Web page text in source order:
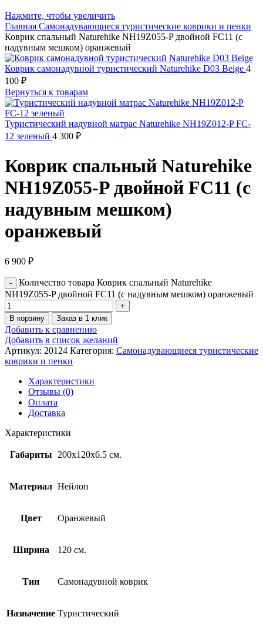
Нажмите, чтобы увеличить
Главная Самонадувающиеся туристические коврики и пенки
Коврик спальный Naturehike NH19Z055-P двойной FC11 (с
надувным мешком) оранжевый
Коврик самонадувной туристический Naturehike D03 Beige 4
100 ₽
Вернуться к товарам
Туристический надувной матрас Naturehike NH19Z012-P FC-
12 зеленый 4 300 ₽
Коврик спальный Naturehike
NH19Z055-P двойной FC11 (с
надувным мешком)
оранжевый
6 900 ₽
Количество товара Коврик спальный Naturehike
NH19Z055-P двойной FC11 (с надувным мешком) оранжевый
В корзину Заказ в 1 клик
Добавить к сравнению
Добавить в список желаний
Артикул: 20124 Категория: Самонадувающиеся туристические
коврики и пенки
Характеристики
Отзывы (0)
Оплата
Доставка
Характеристики
Габариты 200х120х6.5 см.
Материал Нейлон
Цвет Оранжевый
Ширина 120 см.
Тип Самонадувной коврик
Назначение Туристический